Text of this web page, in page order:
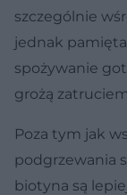
szczególnie
jednak
spożywanie
grożą
Poza tym jak
podgrzewania
biotyna są